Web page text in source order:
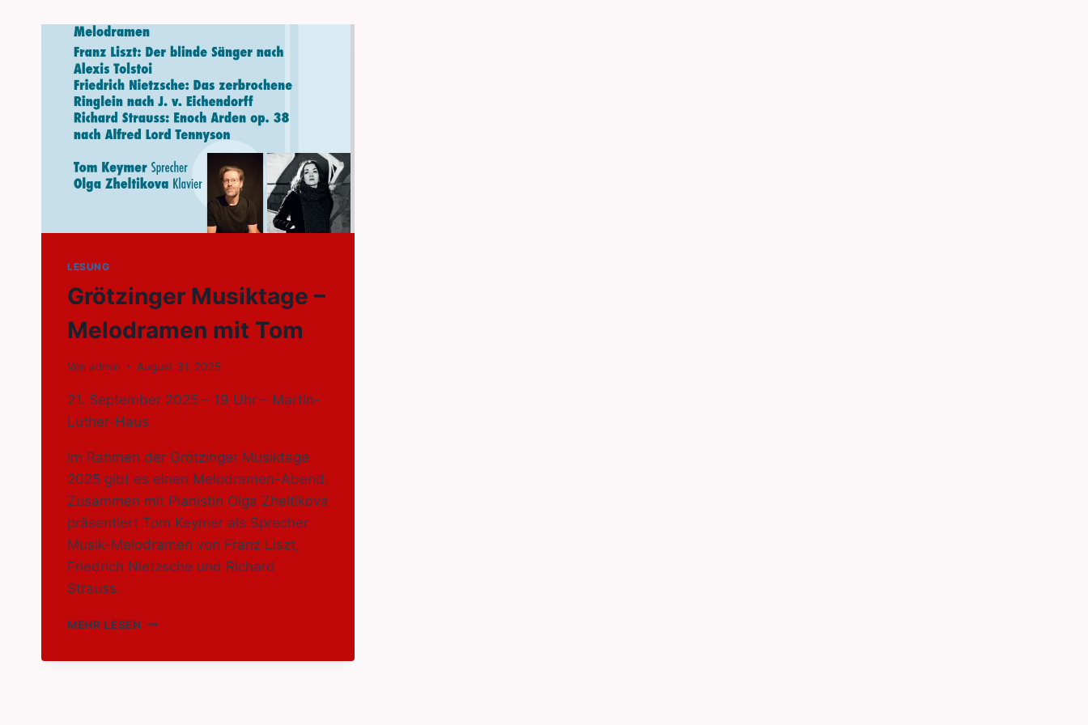
LESUNG
Grötzinger Musiktage –
Melodramen mit Tom
Von admin August 31, 2025
21. September 2025 – 19 Uhr – Martin-
Luther-Haus
Im Rahmen der Grötzinger Musiktage
2025 gibt es einen Melodramen-Abend.
Zusammen mit Pianistin Olga Zheltikova
präsentiert Tom Keymer als Sprecher
Musik-Melodramen von Franz Liszt,
Friedrich Nietzsche und Richard
Strauss.
MEHR LESEN GRÖTZINGER